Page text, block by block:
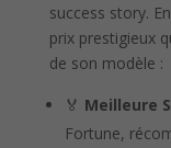
success story.
prix prestigieux
de son modèle :
🏅 Meilleure
Fortune,